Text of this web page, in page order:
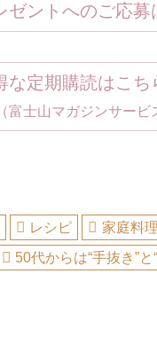
ゼントへのご応募
な定期購読はこち
士山マガジンサービ
レシピ
家庭料理
50代からは“手抜き”と